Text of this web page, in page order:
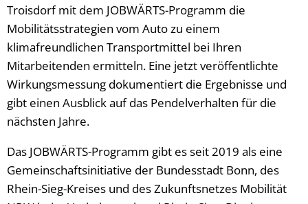
Troisdorf mit dem JOBWÄRTS-Programm die
Mobilitätsstrategien vom Auto zu einem
klimafreundlichen Transportmittel bei Ihren
Mitarbeitenden ermitteln. Eine jetzt veröffentlichte
Wirkungsmessung dokumentiert die Ergebnisse und
gibt einen Ausblick auf das Pendelverhalten für die
nächsten Jahre.
Das JOBWÄRTS-Programm gibt es seit 2019 als eine
Gemeinschaftsinitiative der Bundesstadt Bonn, des
Rhein-Sieg-Kreises und des Zukunftsnetzes Mobilität